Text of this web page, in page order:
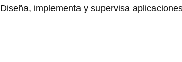
Diseña, implementa y supervisa